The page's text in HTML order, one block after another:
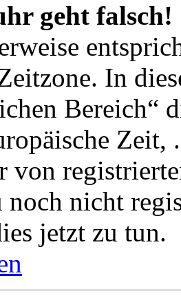
geht falsch!
In
Bereich“
Zeit,
von
noch nicht
jetzt zu tun.